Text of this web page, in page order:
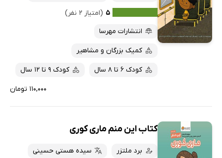
۵ (امتیاز ۲ نفر)
انتشارات مهرسا
کمیک بزرگان و مشاهیر
کودک 6 تا 8 سال کودک 9 تا 12 سال
۱۱۰,۰۰۰ تومان
کتاب این منم ماری کوری
برد ملتزر
سیده هستی حسینی